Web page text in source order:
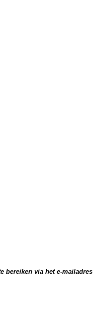
bereiken via het e-mailadres